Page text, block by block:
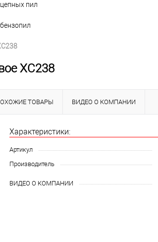
пил
XC238
ТОВАРЫ ВИДЕО О КОМПАНИИ
Характеристики:
Артикул
Производитель
ВИДЕО О КОМПАНИИ